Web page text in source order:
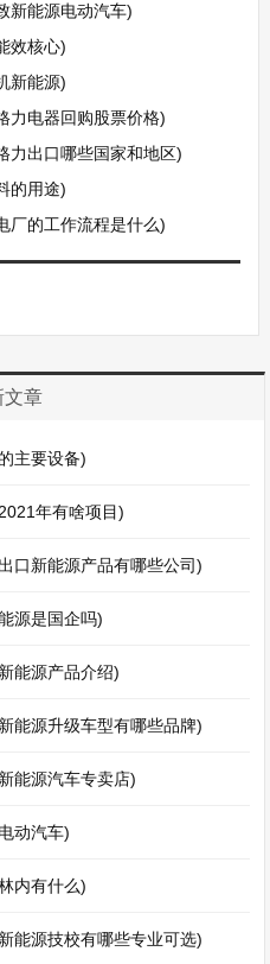
新能源电动汽车)
效核心)
新能源)
力电器回购股票价格)
力出口哪些国家和地区)
的用途)
厂的工作流程是什么)
文章
主要设备)
年有啥项目)
口新能源产品有哪些公司)
源是国企吗)
能源产品介绍)
能源升级车型有哪些品牌)
能源汽车专卖店)
动汽车)
内有什么)
能源技校有哪些专业可选)